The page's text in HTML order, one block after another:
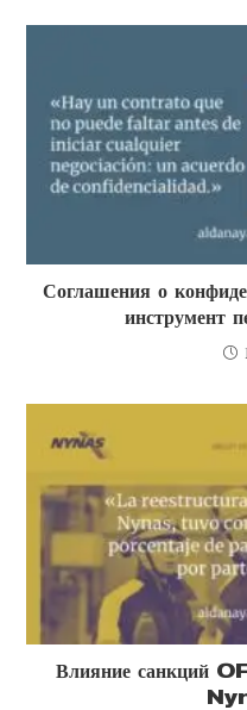
Соглашения о
инструмент
Влияние санкций